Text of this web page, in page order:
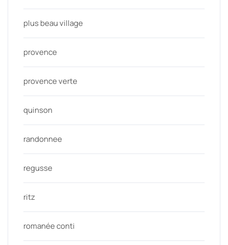
plus beau village
provence
provence verte
quinson
randonnee
regusse
ritz
romanée conti